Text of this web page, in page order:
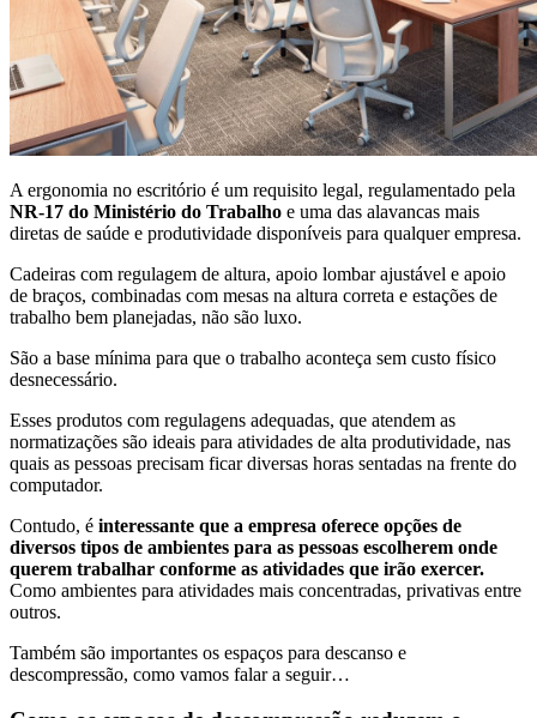
A ergonomia no escritório é um requisito legal, regulamentado pela
NR-17 do Ministério do Trabalho e uma das alavancas mais
diretas de saúde e produtividade disponíveis para qualquer empresa.
Cadeiras com regulagem de altura, apoio lombar ajustável e apoio
de braços, combinadas com mesas na altura correta e estações de
trabalho bem planejadas, não são luxo.
São a base mínima para que o trabalho aconteça sem custo físico
desnecessário.
Esses produtos com regulagens adequadas, que atendem as
normatizações são ideais para atividades de alta produtividade, nas
quais as pessoas precisam ficar diversas horas sentadas na frente do
computador.
Contudo, é interessante que a empresa oferece opções de
diversos tipos de ambientes para as pessoas escolherem onde
querem trabalhar conforme as atividades que irão exercer.
Como ambientes para atividades mais concentradas, privativas entre
outros.
Também são importantes os espaços para descanso e
descompressão, como vamos falar a seguir…